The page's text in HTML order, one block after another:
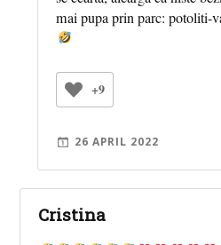
mai pupa prin parc: potoliti-
+9
26 APRIL 2022
Cristina